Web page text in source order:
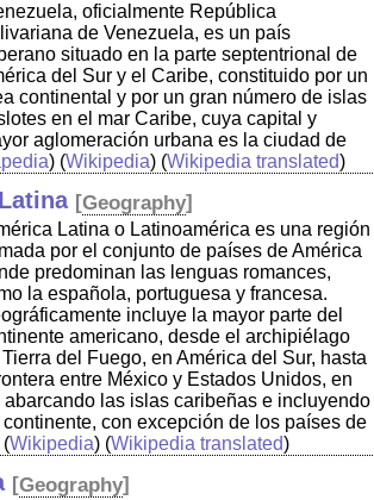
oficialmente República
de Venezuela, es un país
situado en la parte septentrional de
del Sur y el Caribe, constituido por un
continental y por un gran número de islas
en el mar Caribe, cuya capital y
aglomeración urbana es la ciudad de
) (Wikipedia) (Wikipedia translated)
[Geography]
Latina o Latinoamérica es una región
por el conjunto de países de América
predominan las lenguas romances,
la española, portuguesa y francesa.
incluye la mayor parte del
americano, desde el archipiélago
del Fuego, en América del Sur, hasta
entre México y Estados Unidos, en
las islas caribeñas e incluyendo
continente, con excepción de los países de
(Wikipedia) (Wikipedia translated)
[Geography]